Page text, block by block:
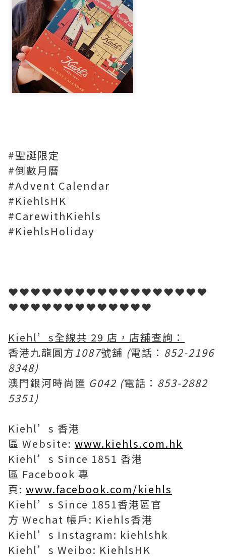
#聖誕限定
#倒數月曆
#Advent Calendar
#KiehlsHK
#CarewithKiehls
#KiehlsHoliday
❤❤❤❤❤❤❤❤❤❤❤❤❤❤❤❤❤❤
❤❤❤❤❤❤❤❤❤❤❤❤❤
Kiehl’s全線共 29 店，店舖查詢：
香港九龍圓方1087號舖 (電話： 852-2196
8348)
澳門銀河時尚匯 G042 (電話： 853-2882
5351)
Kiehl’s 香港
區 Website: www.kiehls.com.hk
Kiehl’s Since 1851 香港
區 Facebook 專
頁: www.facebook.com/kiehls
Kiehl’s Since 1851香港區官
方 Wechat 帳戶: Kiehls香港
Kiehl’s Instagram: kiehlshk
Kiehl’s Weibo: KiehlsHK